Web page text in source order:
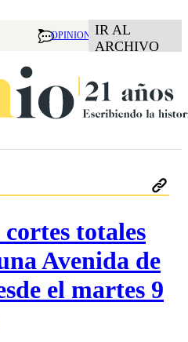
OPINION IR AL
ARCHIVO
totales
Avenida de
el martes 9